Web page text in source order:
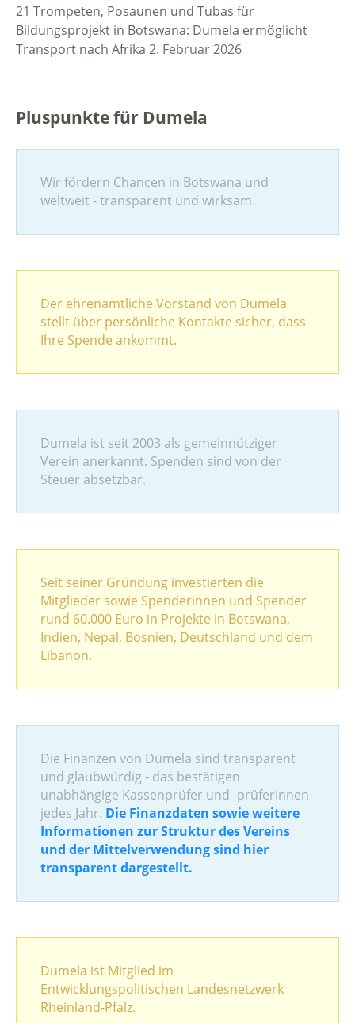
21 Trompeten, Posaunen und Tubas für
Bildungsprojekt in Botswana: Dumela ermöglicht
Transport nach Afrika 2. Februar 2026
Pluspunkte für Dumela
Wir fördern Chancen in Botswana und
weltweit - transparent und wirksam.
Der ehrenamtliche Vorstand von Dumela
stellt über persönliche Kontakte sicher, dass
Ihre Spende ankommt.
Dumela ist seit 2003 als gemeinnütziger
Verein anerkannt. Spenden sind von der
Steuer absetzbar.
Seit seiner Gründung investierten die
Mitglieder sowie Spenderinnen und Spender
rund 60.000 Euro in Projekte in Botswana,
Indien, Nepal, Bosnien, Deutschland und dem
Libanon.
Die Finanzen von Dumela sind transparent
und glaubwürdig - das bestätigen
unabhängige Kassenprüfer und -prüferinnen
jedes Jahr. Die Finanzdaten sowie weitere
Informationen zur Struktur des Vereins
und der Mittelverwendung sind hier
transparent dargestellt.
Dumela ist Mitglied im
Entwicklungspolitischen Landesnetzwerk
Rheinland-Pfalz.